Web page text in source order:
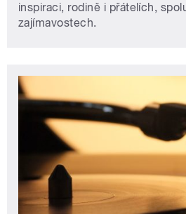
inspiraci, rodině i přátelích,
zajímavostech.